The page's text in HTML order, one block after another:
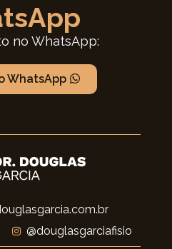
no WhatsApp:
WhatsApp
@douglasgarciafisio